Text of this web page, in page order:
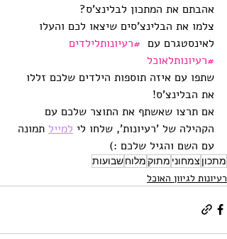
אהבתם את המתכון לבלינצ'ס?
צלמו את הבלינצ'סים שיצאו לכם והעלו
לאינסטגרם עם #רעיונותלילדים
#רעיונותלאוכל
שתפו עם איזה תוספות הילדים שלכם זללו
את הבלינצ'ס!
אם תרצו שאשתף את התוצר שלכם עם
הקהילה של 'רעיונות', שלחו לי למייל תמונה
עם השם והגיל שלכם :)
מתכון צמחוני מתוקמלוחשבועות
רעיונות לגיוון האוכל